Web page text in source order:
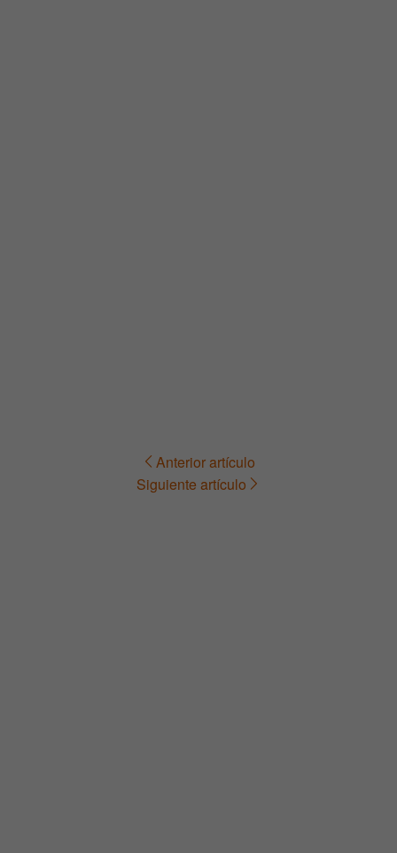
Navegación Anterior artículo
Siguiente artículo